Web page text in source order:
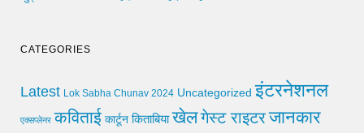
CATEGORIES
Latest Lok Sabha Chunav 2024 Uncategorized इंटरनेशनल
एक्सप्लेनर कविताई कार्टून किताबिया खेलगेस्ट राइटरजानकार